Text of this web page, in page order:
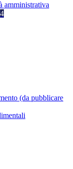
amministrativa
4
(da pubblicare